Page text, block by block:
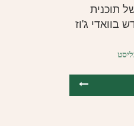
תוכנית
בוואדי ג'וז